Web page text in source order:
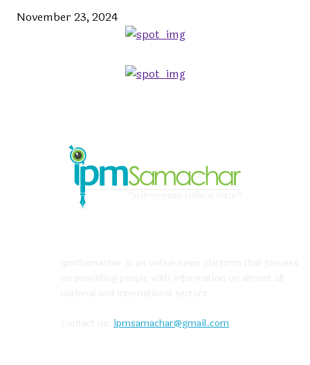
November 23, 2024
ipmsamachar@gmail.com